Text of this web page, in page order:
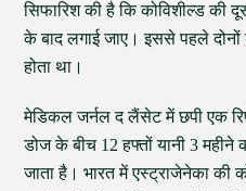
सिफारिश की है कि कोविशील्ड की
के बाद लगाई जाए। इससे पहले
होता था।
मेडिकल जर्नल द लैंसेट में छपी एक
डोज के बीच 12 हफ्तों यानी 3
जाता है। भारत में एस्ट्राजेनेका की